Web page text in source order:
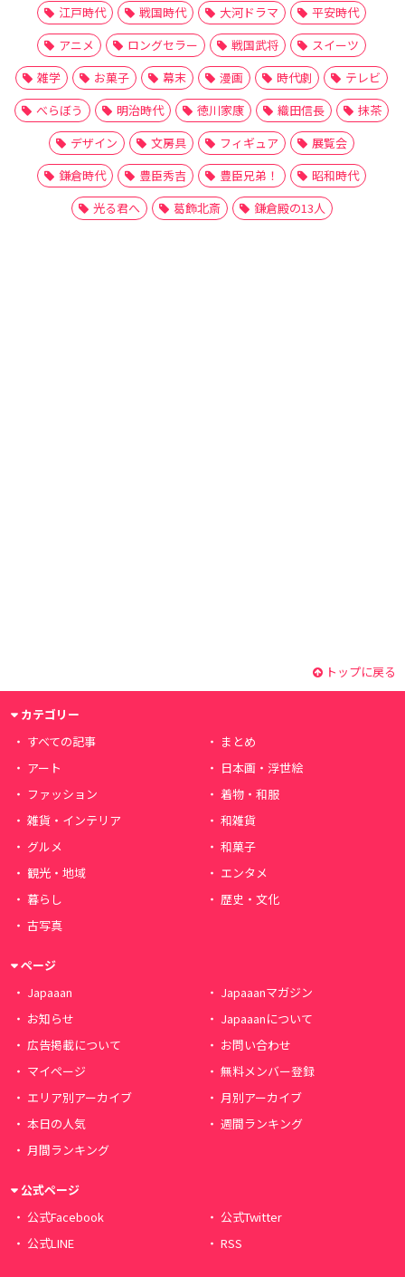
江戸時代 戦国時代 大河ドラマ
平安時代
アニメ
ロングセラー 戦国武将
スイーツ
雑学
お菓子 幕末 漫画 時代劇
テレビ
べらぼう
明治時代 徳川家康 織田信長
抹茶
デザイン
文房具 フィギュア
展覧会
鎌倉時代
豊臣秀吉 豊臣兄弟！
昭和時代
光る君へ
葛飾北斎 鎌倉殿の13人
トップに戻る
カテゴリー
すべての記事
まとめ
アート
日本画・浮世絵
ファッション
着物・和服
雑貨・インテリア
和雑貨
グルメ
和菓子
観光・地域
エンタメ
暮らし
歴史・文化
古写真
ページ
Japaaan
Japaaanマガジン
お知らせ
Japaaanについて
広告掲載について
お問い合わせ
マイページ
無料メンバー登録
エリア別アーカイブ
月別アーカイブ
本日の人気
週間ランキング
月間ランキング
公式ページ
公式Facebook
公式Twitter
公式LINE
RSS